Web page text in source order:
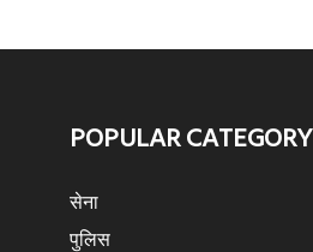
POPULAR CATEGORY
सेना
पुलिस